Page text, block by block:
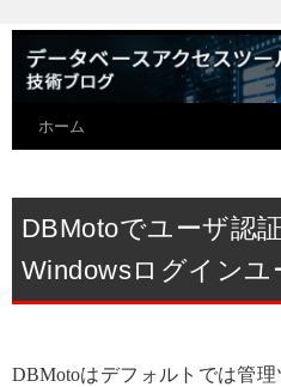
ホーム
DBMotoでユーザ認
Windowsログインユ
DBMotoはデフォルトでは管理